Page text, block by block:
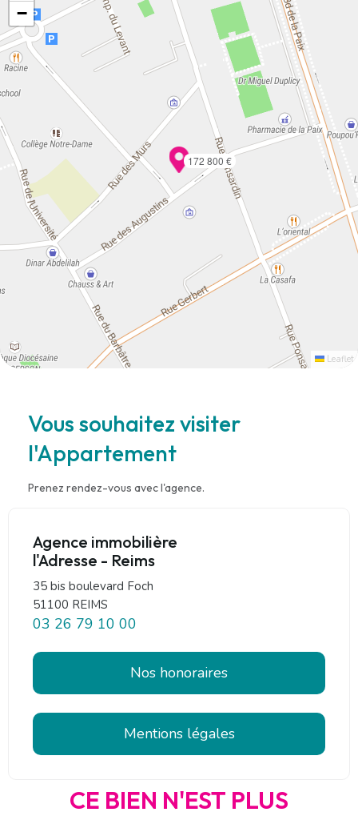
172 800 €
−
Leaflet
Vous souhaitez visiter
l'Appartement
Prenez rendez-vous avec l'agence.
Agence immobilière
l'Adresse - Reims
35 bis boulevard Foch
51100 REIMS
03 26 79 10 00
Nos honoraires
Mentions légales
CE BIEN N'EST PLUS